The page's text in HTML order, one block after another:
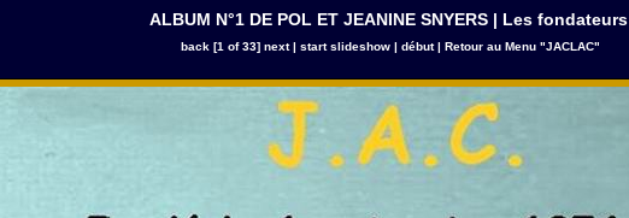
ALBUM N°1 DE POL ET JEANINE SNYERS | Les fondateurs
back [1 of 33] next| start slideshow | début| Retour au Menu "JACLAC"